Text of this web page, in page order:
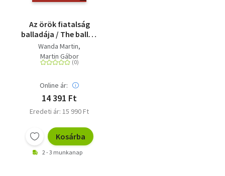
Az örök fiatalság
balladája / The ballad
of eternal youth
Wanda Martin
Martin Gábor
Online ár:
14 391 Ft
Eredeti ár: 15 990 Ft
Kosárba
2 - 3 munkanap